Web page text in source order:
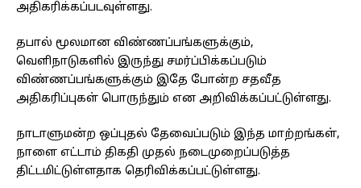
அதிகரிக்கப்படவுள்ளது.
தபால் மூலமான விண்ணப்பங்களுக்கும்,
வெளிநாடுகளில் இருந்து சமர்ப்பிக்கப்படும்
விண்ணப்பங்களுக்கும் இதே போன்ற சதவீத
அதிகரிப்புகள் பொருந்தும் என அறிவிக்கப்பட்டுள்ளது.
நாடாளுமன்ற ஒப்புதல் தேவைப்படும் இந்த மாற்றங்கள்,
நாளை எட்டாம் திகதி முதல் நடைமுறைப்படுத்த
திட்டமிட்டுள்ளதாக தெரிவிக்கப்பட்டுள்ளது.